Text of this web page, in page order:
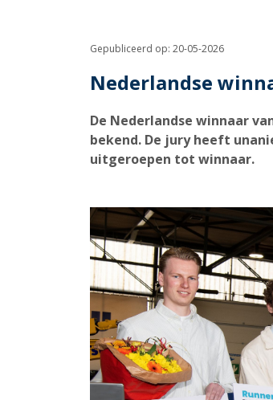
Gepubliceerd op: 20-05-2026
Nederlandse
De Nederlandse winnaar
bekend. De jury heeft
uitgeroepen tot winnaar.